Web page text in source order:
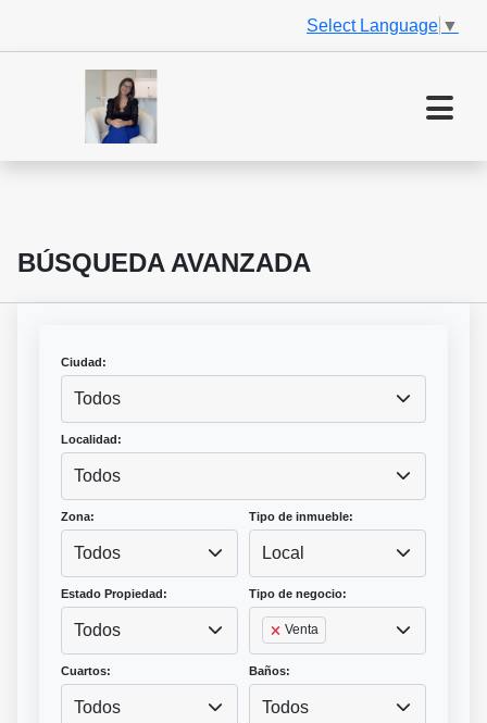
Select Language ▼
BÚSQUEDA AVANZADA
Ciudad:
Todos
Localidad:
Todos
Zona:
Todos
Tipo de inmueble:
Local
Estado Propiedad:
Todos
Tipo de negocio:
Venta
Cuartos:
Todos
Baños:
Todos